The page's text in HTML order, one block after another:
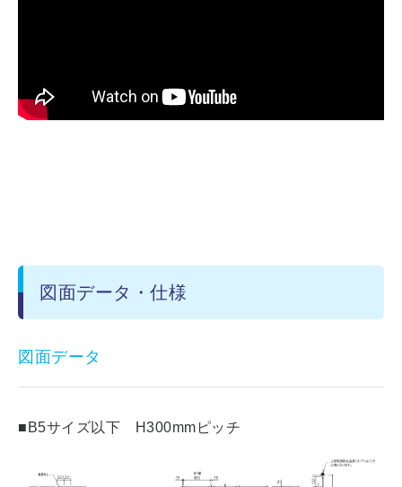
図面データ・仕様
図面データ
■B5サイズ以下 H300mmピッチ